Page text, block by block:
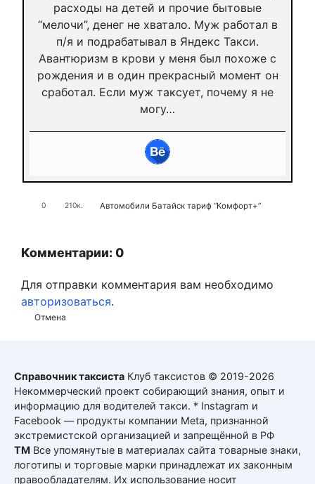
расходы на детей и прочие бытовые
“мелочи”, денег не хватало. Муж работал в
п/я и подрабатывал в Яндекс Такси.
Авантюризм в крови у меня был похоже с
рождения и в один прекрасный момент он
сработал. Если муж таксует, почему я не
могу…
0 210к. Автомобили Батайск тариф “Комфорт+”
Комментарии: 0
Отмена
Для отправки комментария вам необходимо
авторизоваться.
Справочник таксиста Клуб таксистов © 2019-2026
Некоммерческий проект собирающий знания, опыт и
информацию для водителей такси. * Instagram и
Facebook — продукты компании Meta, признанной
экстремистской организацией и запрещённой в РФ
ТМ Все упомянутые в материалах сайта товарные знаки,
логотипы и торговые марки принадлежат их законным
правообладателям. Их использование носит